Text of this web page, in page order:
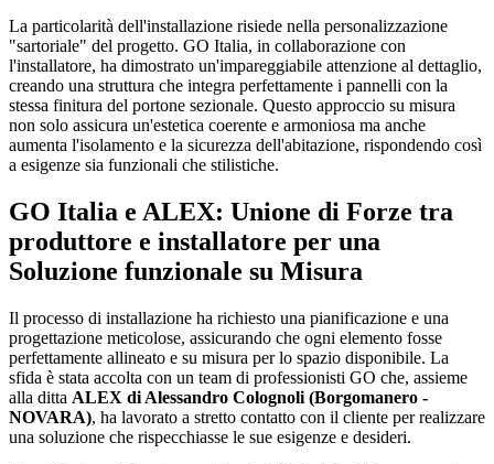
La particolarità dell'installazione risiede nella personalizzazione
"sartoriale" del progetto. GO Italia, in collaborazione con
l'installatore, ha dimostrato un'impareggiabile attenzione al dettaglio,
creando una struttura che integra perfettamente i pannelli con la
stessa finitura del portone sezionale. Questo approccio su misura
non solo assicura un'estetica coerente e armoniosa ma anche
aumenta l'isolamento e la sicurezza dell'abitazione, rispondendo così
a esigenze sia funzionali che stilistiche.
GO Italia e ALEX: Unione di Forze tra
produttore e installatore per una
Soluzione funzionale su Misura
Il processo di installazione ha richiesto una pianificazione e una
progettazione meticolose, assicurando che ogni elemento fosse
perfettamente allineato e su misura per lo spazio disponibile. La
sfida è stata accolta con un team di professionisti GO che, assieme
alla ditta ALEX di Alessandro Colognoli (Borgomanero -
NOVARA), ha lavorato a stretto contatto con il cliente per realizzare
una soluzione che rispecchiasse le sue esigenze e desideri.